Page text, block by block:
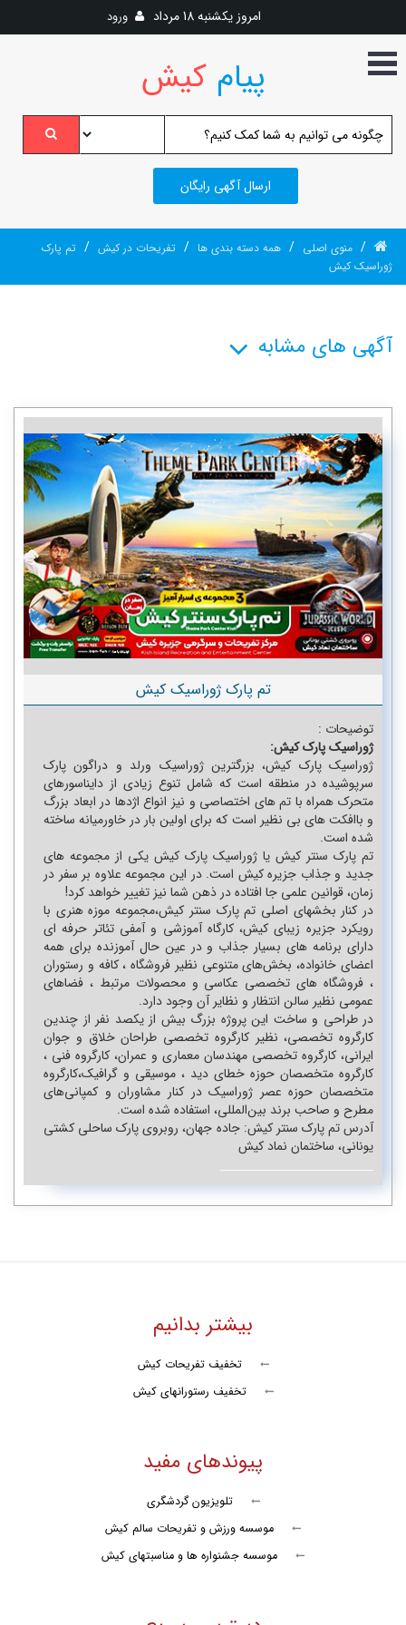
امروز یکشنبه 18 مرداد ورود
پیامکیش
ارسال آگهی رایگان
/ منوی اصلی / همه دسته بندی ها / تفریحات در کیش / تم پارک
ژوراسیک کیش
آگهی های مشابه
تفریحات آبی
جنگ های شبانه
کشتی های تفریحی
تم پارک ژوراسیک کیش
اتاق فرار
سافاری کیش2
گشت دور جزیره بوم گردی
قایق تفریحی در کیش VIP مبله
اسکی روی آب کیش و کیبل اسکی
سی باب کیش
یاک یات در کیش
اسنورکلینگ در کیش
کایاک پارویی در کیش
جنگ ارم شو
جنگ بابک شو
جنگ پرشین شو
جنگ پازل شو
جنگ شبانه ایرانیا
جنگ شبانه دینامیت شو
دلقک خونه خان عمو
جنگ ستارگان رنگارنگ
کشتی تفریحی تارا کیش
پرش آزاد روی تشک
کشتی تفریحی نوید دریا
تم پارک ژوراسیک کیش
توضیحات :
ژوراسیک پارک کیش:
ژوراسیک پارک کیش، بزرگترین ژوراسیک ورلد و دراگون پارک
سرپوشیده در منطقه است که شامل تنوع زیادی از دایناسورهای
متحرک همراه با تم های اختصاصی و نیز انواع اژدها در ابعاد بزرگ
و باافکت های بی نظیر است که برای اولین بار در خاورمیانه ساخته
شده است.
تم پارک سنتر کیش یا ژوراسیک پارک کیش یکی از مجموعه های
جدید و جذاب جزیره کیش است. در این مجموعه علاوه بر سفر در
زمان، قوانین علمی جا افتاده در ذهن شما نیز تغییر خواهد کرد!
در کنار بخشهای اصلی تم پارک سنتر کیش،مجموعه موزه هنری با
رویکرد جزیره زیبای کیش، کارگاه آموزشی و آمفی تئاتر حرفه ای
دارای برنامه های بسیار جذاب و در عین حال آموزنده برای همه
اعضای خانواده، بخش‌های متنوعی نظیر فروشگاه ، کافه و رستوران
، فروشگاه های تخصصی عکاسی و محصولات مرتبط ، فضاهای
عمومی نظیر سالن انتظار و نظایر آن وجود دارد.
در طراحی و ساخت این پروژه بزرگ بیش از یکصد نفر از چندین
کارگروه تخصصی، نظیر کارگروه تخصصی طراحان خلاق و جوان
ایرانی، کارگروه تخصصی مهندسان معماری و عمران، کارگروه فنی ،
کارگروه متخصصان حوزه خطای دید ، موسیقی و گرافیک،کارگروه
متخصصان حوزه عصر ژوراسیک در کنار مشاوران و کمپانی‌های
مطرح و صاحب برند بین‌المللی، استفاده شده است.
آدرس تم پارک سنتر کیش: جاده جهان، روبروی پارک ساحلی کشتی
یونانی، ساختمان نماد کیش
بیشتر بدانیم
تخفیف تفریحات کیش
تخفیف رستورانهای کیش
پیوندهای مفید
تلویزیون گردشگری
موسسه ورزش و تفریحات سالم کیش
موسسه جشنواره ها و مناسبتهای کیش